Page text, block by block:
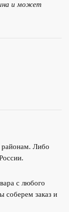
и может
Либо
с любого
соберем заказ и